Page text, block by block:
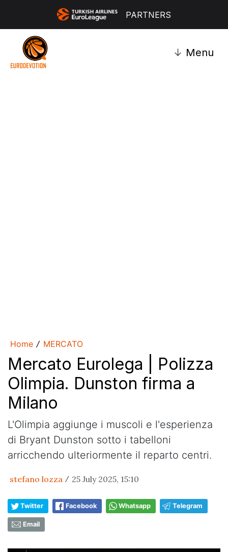
PARTNERS
↓ Menu
Home / MERCATO
Mercato Eurolega | Polizza
Olimpia. Dunston firma a
Milano
L'Olimpia aggiunge i muscoli e l'esperienza
di Bryant Dunston sotto i tabelloni
arricchendo ulteriormente il reparto centri.
stefano lozza / 25 July 2025, 15:10
Twitter Facebook Whatsapp Telegram
Email